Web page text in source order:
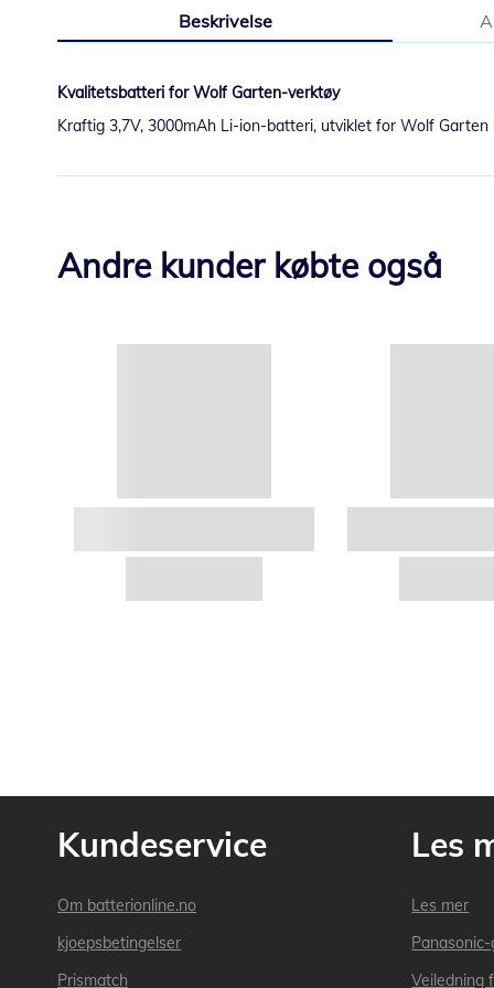
av
Beskrivelse
Kvalitetsbatteri for Wolf Garten-verktøy
Kraftig 3,7V, 3000mAh Li-ion-batteri, utviklet for Wolf
Andre kunder købte også
Kundeservice
Om batterionline.no
kjoepsbetingelser
Prismatch
Les
Les mer
Veiledning